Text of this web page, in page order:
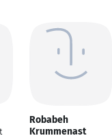
Robabeh
Krummenast